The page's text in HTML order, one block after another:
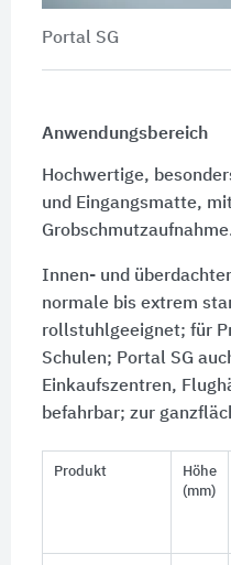
Portal SG
Anwendungsbereich
Hochwertige,
und Eingangsmatte,
Innen- und
normale bis extrem
rollstuhlgeeignet; für
Schulen; Portal SG
Einkaufszentren,
befahrbar; zur
Produkt
Höhe
(mm)